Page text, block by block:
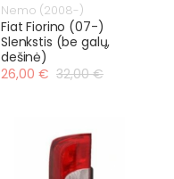
Nemo (2008-)
Fiat Fiorino (07-)
Slenkstis (be galų,
dešinė)
26,00 € 32,00 €